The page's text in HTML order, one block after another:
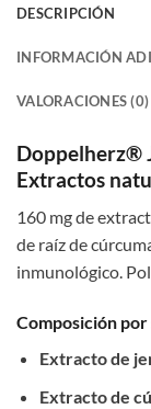
DESCRIPCIÓN
INFORMACIÓN
VALORACIONES (0)
Doppelherz®
Extractos
160 mg de
de raíz de
inmunológico.
Composición por
Extracto de
Extracto de